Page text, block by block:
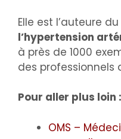
Elle est l’auteure
l’hypertension
à près de 1000
des professionnels
Pour aller plus loin :
OMS –